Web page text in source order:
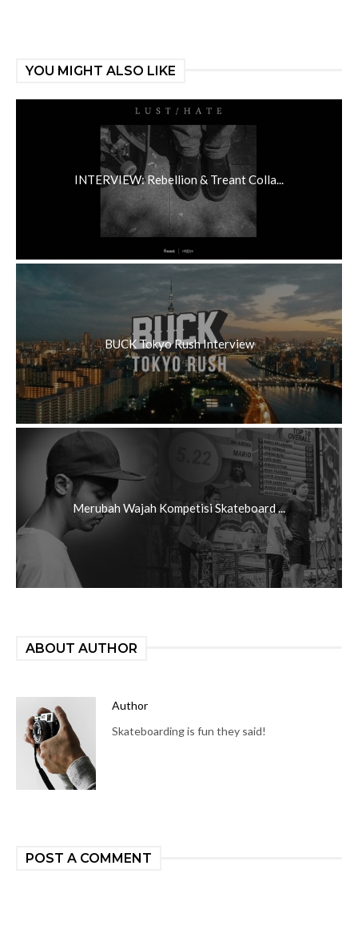
YOU MIGHT ALSO LIKE
INTERVIEW: Rebellion & Treant Colla...
BUCK Tokyo Rush Interview
Merubah Wajah Kompetisi Skateboard ...
ABOUT AUTHOR
Author
Skateboarding is fun they said!
POST A COMMENT